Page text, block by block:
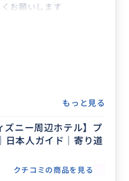
お願いします
もっと見る
ズニー周辺ホテル】プ
日本人ガイド｜寄り道
クチコミの商品を見る